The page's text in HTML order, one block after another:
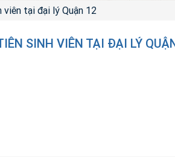
viên tại đại lý Quận 12
SINH VIÊN TẠI ĐẠI LÝ